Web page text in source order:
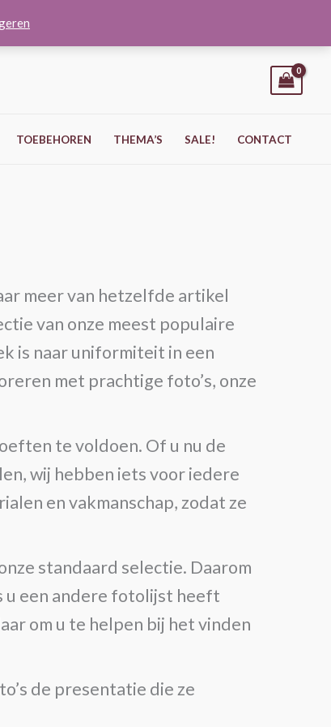
TOEBEHOREN THEMA’S SALE! CONTACT
meer van hetzelfde artikel
van onze meest populaire
is naar uniformiteit in een
met prachtige foto’s, onze
te voldoen. Of u nu de
wij hebben iets voor iedere
en vakmanschap, zodat ze
standaard selectie. Daarom
u een andere fotolijst heeft
om u te helpen bij het vinden
de presentatie die ze